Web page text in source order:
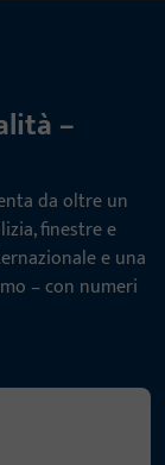
–
da oltre un
finestre e
e una
– con numeri